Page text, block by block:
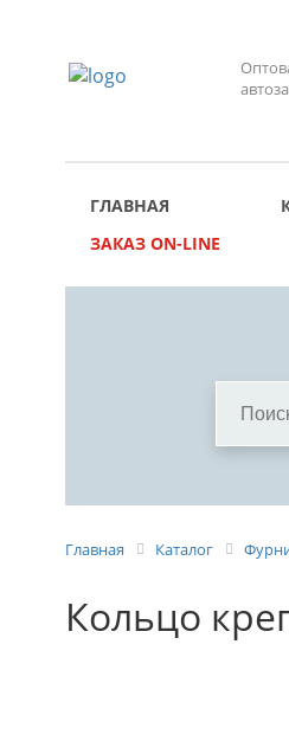
ГЛАВНАЯ
ЗАКАЗ ON-LINE
Главная Каталог
Кольцо